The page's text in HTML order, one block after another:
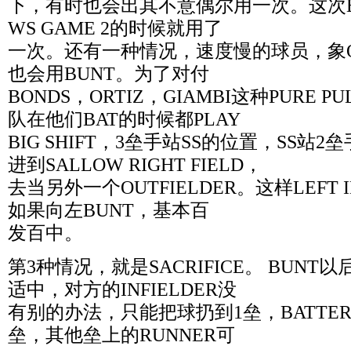
下，有时也会出其不意偶尔用一次。这次
WS GAME 2的时候就用了
一次。还有一种情况，速度慢的球员，
也会用BUNT。为了对付
BONDS，ORTIZ，GIAMBI这种PURE
队在他们BAT的时候都PLAY
BIG SHIFT，3垒手站SS的位置，SS站2
进到SALLOW RIGHT FIELD，
去当另外一个OUTFIELDER。这样LEFT
如果向左BUNT，基本百
发百中。
第3种情况，就是SACRIFICE。 BUNT以
适中，对方的INFIELDER没
有别的办法，只能把球扔到1垒，
垒，其他垒上的RUNNER可